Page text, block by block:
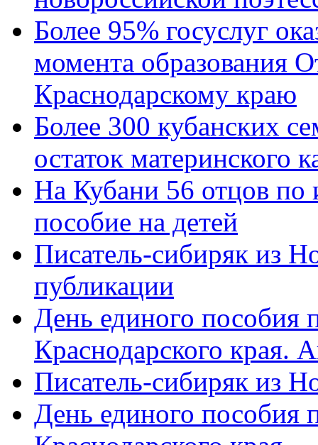
Более 95% госуслуг
момента образования
Краснодарскому краю
Более 300 кубанских
остаток материнского
На Кубани 56 отцов по
пособие на детей
Писатель-сибиряк из
публикации
День единого пособия
Краснодарского края.
Писатель-сибиряк из
День единого пособия